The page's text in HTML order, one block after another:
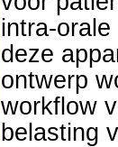
intra-orale
deze
ontwerp
workflow
belasting